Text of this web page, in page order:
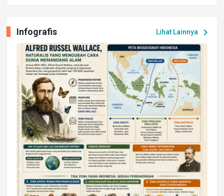
Peluang Kerja dan Magang
Jumat, 17 Jul 2026 22:30
DAERAH
Astra Motor Kalimantan Timur 2 Dukung
Mahasiswa Samarinda dalam Astra
Honda SDGs Future Leaders 2026
Jumat, 10 Jul 2026 19:01
Lihat Lainnya chevron_right
Infografis